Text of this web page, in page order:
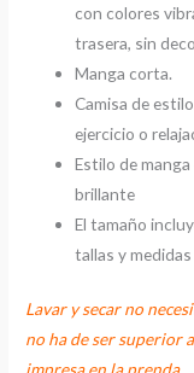
con colores
trasera, sin
Manga corta.
Camisa de
ejercicio o
Estilo de
brillante
El tamaño
tallas y
Lavar y secar no
no ha de ser superior